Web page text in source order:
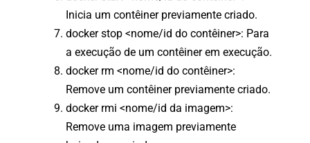
Inicia um contêiner previamente criado.
docker stop <nome/id do contêiner>: Para
a execução de um contêiner em execução.
docker rm <nome/id do contêiner>:
Remove um contêiner previamente criado.
docker rmi <nome/id da imagem>:
Remove uma imagem previamente